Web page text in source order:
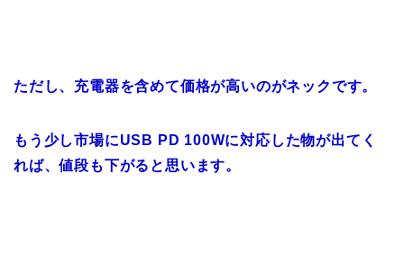
ただし、充電器を含めて価格が高いのがネックです。
もう少し市場にUSB PD 100Wに対応した物が出てく
れば、値段も下がると思います。